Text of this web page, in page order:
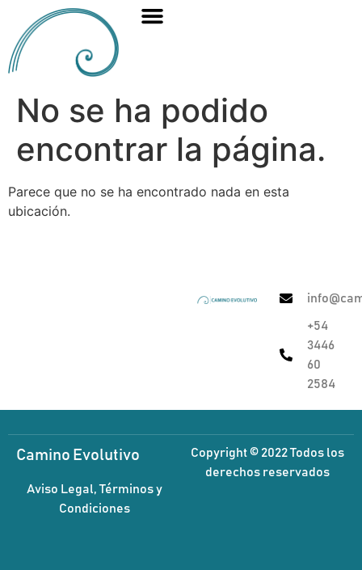
No se ha podido
encontrar la página.
Parece que no se ha encontrado nada en esta
ubicación.
+54
3446
60
2584
Camino Evolutivo
Aviso Legal, Términos y
Condiciones
Copyright © 2022 Todos los
derechos reservados